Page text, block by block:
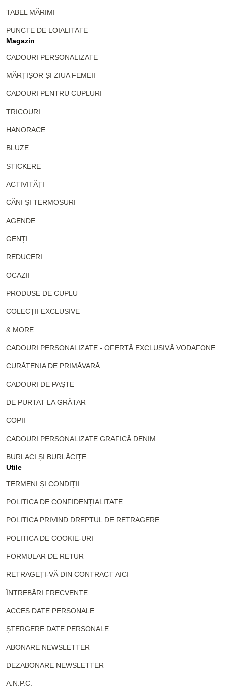
TABEL MĂRIMI
PUNCTE DE LOIALITATE
Magazin
CADOURI PERSONALIZATE
MĂRȚIȘOR ȘI ZIUA FEMEII
CADOURI PENTRU CUPLURI
TRICOURI
HANORACE
BLUZE
STICKERE
ACTIVITĂȚI
CĂNI ȘI TERMOSURI
AGENDE
GENȚI
REDUCERI
OCAZII
PRODUSE DE CUPLU
COLECȚII EXCLUSIVE
& MORE
CADOURI PERSONALIZATE - OFERTĂ EXCLUSIVĂ VODAFONE
CURĂȚENIA DE PRIMĂVARĂ
CADOURI DE PAȘTE
DE PURTAT LA GRĂTAR
COPII
CADOURI PERSONALIZATE GRAFICĂ DENIM
BURLACI ȘI BURLĂCIȚE
Utile
TERMENI ȘI CONDIȚII
POLITICA DE CONFIDENȚIALITATE
POLITICA PRIVIND DREPTUL DE RETRAGERE
POLITICA DE COOKIE-URI
FORMULAR DE RETUR
RETRAGEȚI-VĂ DIN CONTRACT AICI
ÎNTREBĂRI FRECVENTE
ACCES DATE PERSONALE
ȘTERGERE DATE PERSONALE
ABONARE NEWSLETTER
DEZABONARE NEWSLETTER
A.N.P.C.